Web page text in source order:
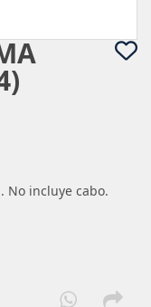
No incluye cabo.